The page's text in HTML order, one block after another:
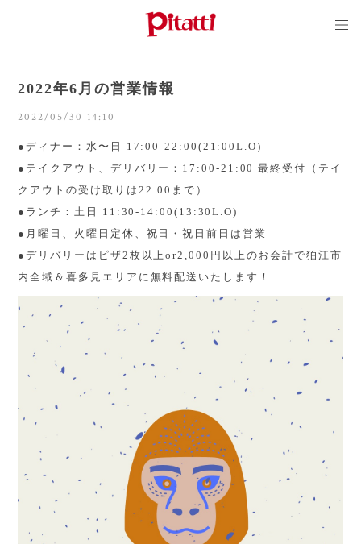
2022年6月の営業情報
2022/05/30 14:10
●ディナー：水〜日 17:00-22:00(21:00L.O)
●テイクアウト、デリバリー：17:00-21:00 最終受付（テイ
クアウトの受け取りは22:00まで）
● ランチ：土日 11:30-14:00(13:30L.O)
●月曜日、火曜日定休、祝日・祝日前日は営業
●デリバリーはピザ2枚以上or2,000円以上のお会計で狛江市
内全域＆喜多見エリアに無料配送いたします！